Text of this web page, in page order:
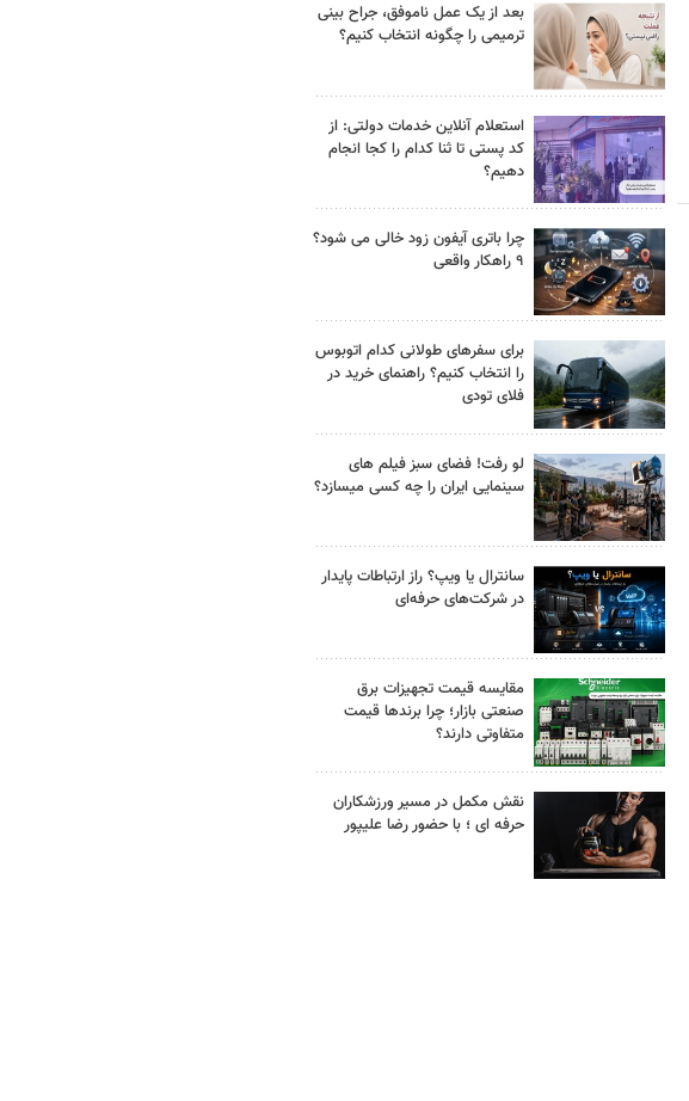
بعد از یک عمل ناموفق، جراح بینی
ترمیمی را چگونه انتخاب کنیم؟
استعلام آنلاین خدمات دولتی: از
کد پستی تا ثنا کدام را کجا انجام
دهیم؟
چرا باتری آیفون زود خالی می شود؟
۹ راهکار واقعی
برای سفرهای طولانی کدام اتوبوس
را انتخاب کنیم؟ راهنمای خرید در
فلای تودی
لو رفت! فضای سبز فیلم های
سینمایی ایران را چه کسی میسازد؟
سانترال یا ویپ؟ راز ارتباطات پایدار
در شرکت‌های حرفه‌ای
مقایسه قیمت تجهیزات برق
صنعتی بازار؛ چرا برندها قیمت
متفاوتی دارند؟
نقش مکمل در مسیر ورزشکاران
حرفه ای ؛ با حضور رضا علیپور